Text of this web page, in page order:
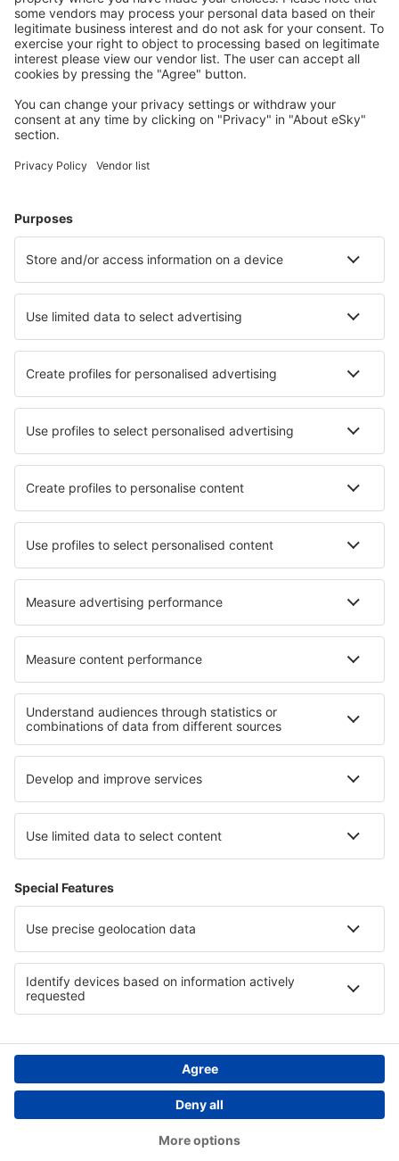
Cazarea preferată
Alege din peste 1,3 mil. de opţiuni: hoteluri, cabane,
apartamente și altele.
Cele mai căutate cazări de către utilizatorii eSky
Cazare în Germania - Orașe populare
Cazare în Westerland
Cazare Westerhever Cazare în Düsseldorf
Cazare în Fuhlendorf Cazare în Wilhelmshaven
Cazare în Ahrenshoop Cazare în Zierow
Cele mai bune locuri de cazare - orașe
Cazare în Tauste Cazare în Cudrefin
Cazare în Aviles Cazare în Brockenhurst
Cazare în Moral De Calatrava Cazare în Mandela
Cazare în Yarmouth
Cele mai bune locuri de cazare - regiuni
Cazare în Rugen Cazare in Lake Constance
Cazare in Ore Mountains Cazare in Bavarian Alps
Cazare in Black Forest Cazare in Attersee
Cazare în Insulele Bermude
Cazare in Great Basin National Park Cazare în Guernsey
Copyright © eSky.ro. Toate drepturile rezervate.